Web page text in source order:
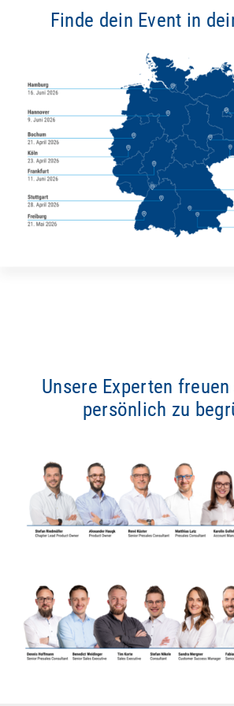
Finde dein Event in
Unsere Experten
persönlich zu